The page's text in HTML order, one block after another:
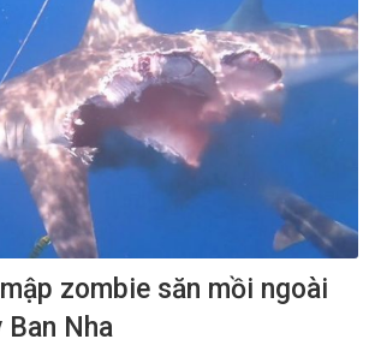
zombie săn mồi ngoài
Ban Nha